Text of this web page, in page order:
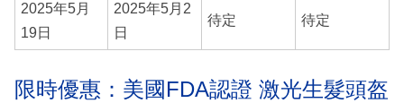
2025年5月
19日
2025年5月2
日
待定 待定
限時優惠：美國FDA認證 激光生髮頭盔